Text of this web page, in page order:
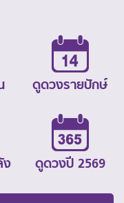
ดูดวงรายปักษ์
ง
ดูดวงปี 2569